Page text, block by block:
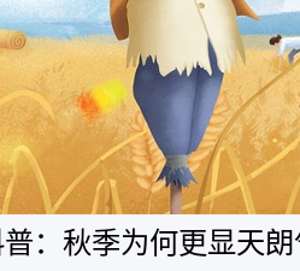
：秋季为何更显天